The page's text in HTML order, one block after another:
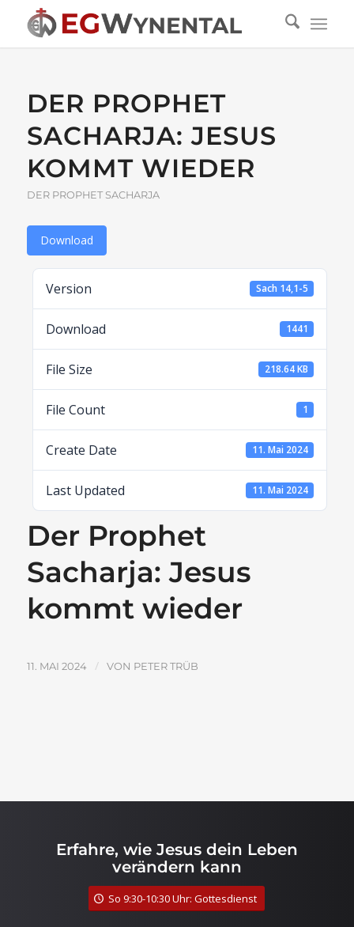
DER PROPHET
SACHARJA: JESUS
KOMMT WIEDER
DER PROPHET SACHARJA
Download
Version Sach 14,1-5
Download 1441
File Size 218.64 KB
File Count 1
Create Date 11. Mai 2024
Last Updated 11. Mai 2024
Der Prophet
Sacharja: Jesus
kommt wieder
11. MAI 2024 / VON PETER TRÜB
Erfahre, wie Jesus dein Leben
verändern kann
So 9:30-10:30 Uhr: Gottesdienst